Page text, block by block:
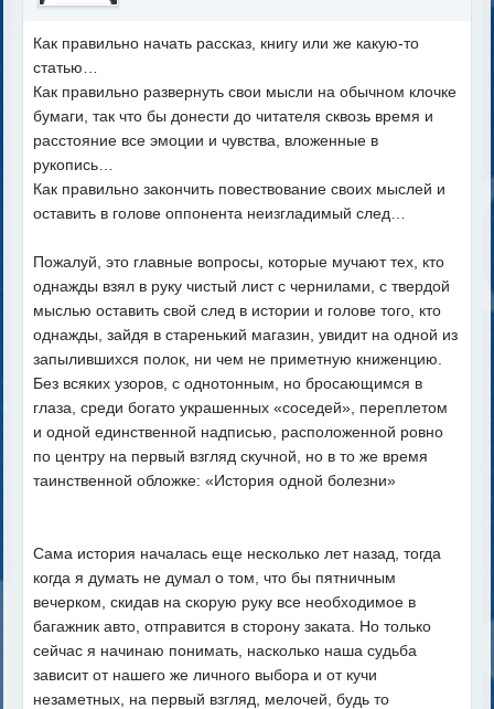
Как правильно начать рассказ, книгу или же какую-то
статью…
Как правильно развернуть свои мысли на обычном клочке
бумаги, так что бы донести до читателя сквозь время и
расстояние все эмоции и чувства, вложенные в
рукопись…
Как правильно закончить повествование своих мыслей и
оставить в голове оппонента неизгладимый след…
Пожалуй, это главные вопросы, которые мучают тех, кто
однажды взял в руку чистый лист с чернилами, с твердой
мыслью оставить свой след в истории и голове того, кто
однажды, зайдя в старенький магазин, увидит на одной из
запылившихся полок, ни чем не приметную книженцию.
Без всяких узоров, с однотонным, но бросающимся в
глаза, среди богато украшенных «соседей», переплетом
и одной единственной надписью, расположенной ровно
по центру на первый взгляд скучной, но в то же время
таинственной обложке: «История одной болезни»
Сама история началась еще несколько лет назад, тогда
когда я думать не думал о том, что бы пятничным
вечерком, скидав на скорую руку все необходимое в
багажник авто, отправится в сторону заката. Но только
сейчас я начинаю понимать, насколько наша судьба
зависит от нашего же личного выбора и от кучи
незаметных, на первый взгляд, мелочей, будь то